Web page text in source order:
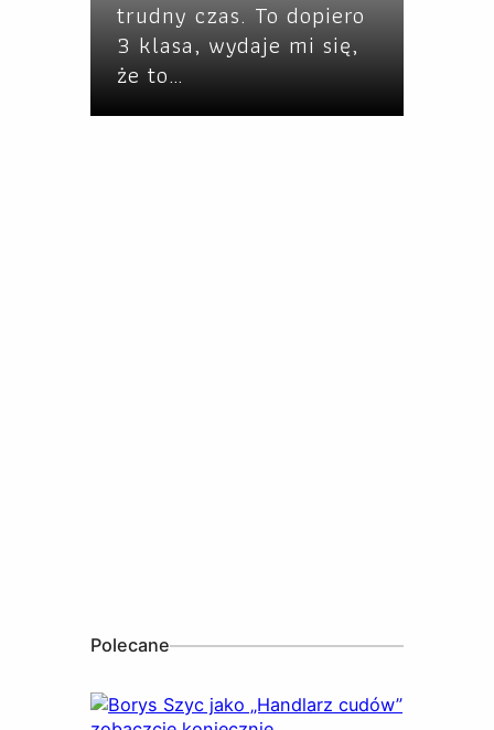
trudny czas. To dopiero
3 klasa, wydaje mi się,
że to…
Polecane